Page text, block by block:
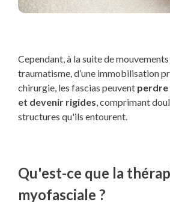
Cependant, à la suite de
traumatisme, d’une immobilisation
chirurgie, les fascias peuvent perdre
et devenir rigides , comprimant
structures qu'ils entourent.
Qu'est-ce que la
myofasciale ?